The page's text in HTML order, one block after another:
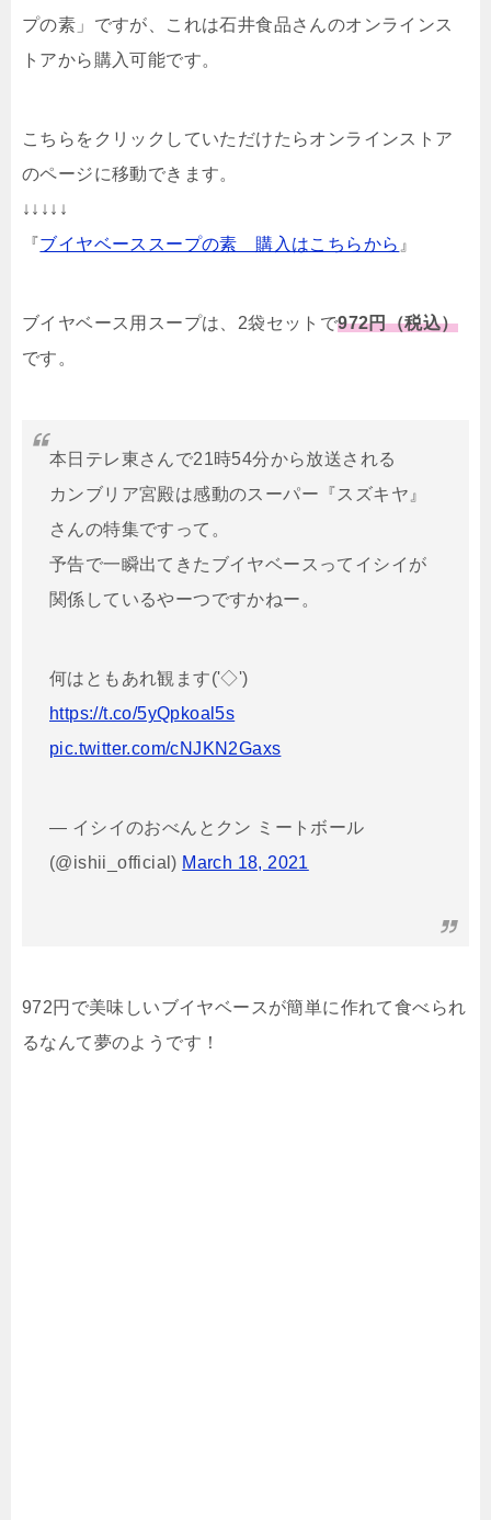
プの素」ですが、これは石井食品さんのオンラインス
トアから購入可能です。
こちらをクリックしていただけたらオンラインストア
のページに移動できます。
↓↓↓↓↓
『ブイヤベーススープの素 購入はこちらから 』
ブイヤベース用スープは、2袋セットで972円（税込）
です。
本日テレ東さんで21時54分から放送される
カンブリア宮殿は感動のスーパー『スズキヤ』
さんの特集ですって。
予告で一瞬出てきたブイヤベースってイシイが
関係しているやーつですかねー。
何はともあれ観ます('◇')ゞ
https://t.co/5yQpkoal5s
pic.twitter.com/cNJKN2Gaxs
— イシイのおべんとクン ミートボール
(@ishii_official) March 18, 2021
972円で美味しいブイヤベースが簡単に作れて食べられ
るなんて夢のようです！